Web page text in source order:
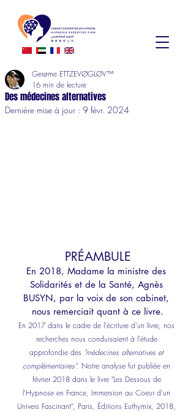
Des médecines alternatives
Gerøme ETTZEVØGLØV™
16 min de lecture
Dernière mise à jour : 9 févr. 2024
PRÉAMBULE
En 2018, Madame la ministre des
Solidarités et de la Santé, Agnès
BUSYN, par la voix de son cabinet,
nous remerciait quant à ce livre.
En 2017 dans le cadre de l'écriture d'un livre, nos
recherches nous conduisaient à l'étude
approfondie des "médecines alternatives et
complémentaires". Notre analyse fut publiée en
février 2018 dans le livre "Les Dessous de
l'Hypnose en France, Immersion au Coeur d'un
Univers Fascinant", Paris, Éditions Euthymix, 2018,